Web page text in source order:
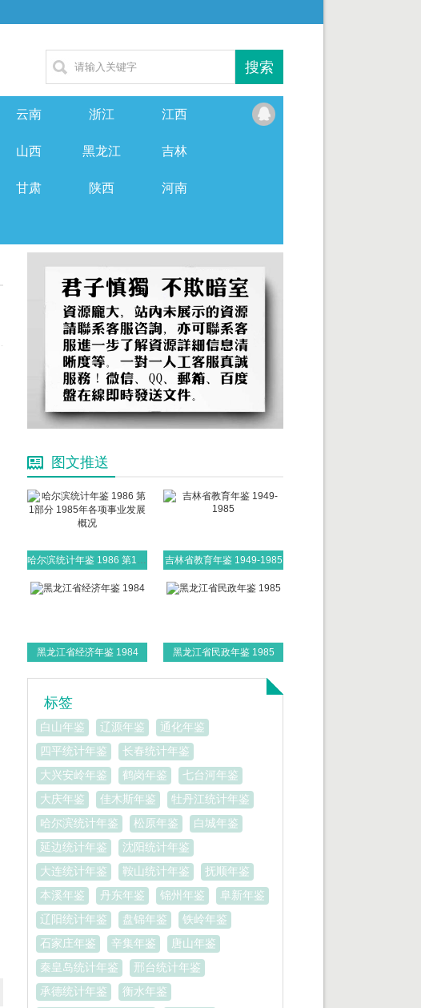
云南 浙江 江西
山西 黑龙江 吉林
甘肃 陕西 河南
图文推送
哈尔滨统计年鉴 1986 第1部分 1985年各项事业发展概况 吉林省教育年鉴 1949-1985
黑龙江省经济年鉴 1984 黑龙江省民政年鉴 1985
标签
白山年鉴 辽源年鉴
通化年鉴
四平统计年鉴
长春统计年鉴
大兴安岭年鉴
鹤岗年鉴
七台河年鉴
大庆年鉴
佳木斯年鉴
牡丹江统计年鉴
哈尔滨统计年鉴
松原年鉴
白城年鉴
延边统计年鉴
沈阳统计年鉴
大连统计年鉴
鞍山统计年鉴
抚顺年鉴
本溪年鉴
丹东年鉴 锦州年鉴
阜新年鉴
辽阳统计年鉴
盘锦年鉴
铁岭年鉴
石家庄年鉴
辛集年鉴
唐山年鉴
秦皇岛统计年鉴
邢台统计年鉴
承德统计年鉴
衡水年鉴